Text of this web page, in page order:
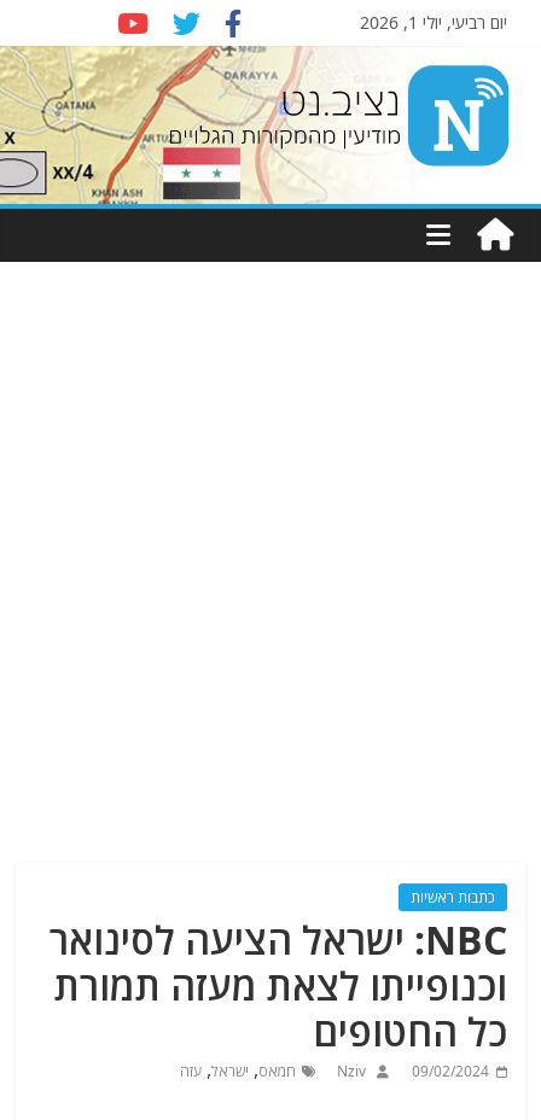
יום רביעי, יולי 1, 2026
Nziv.net
מודיעין
מהמקורות
כתבות ראשיות
NBC: ישראל הציעה לסינואר
וכנופייתו לצאת מעזה תמורת
כל החטופים
09/02/2024
Nziv חמאס, ישראל,עזה